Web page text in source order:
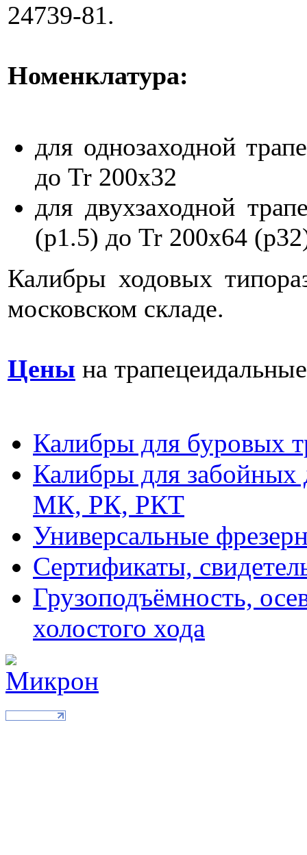
24739-81.
Номенклатура:
для однозаходной
до Tr 200x32
для двухзаходной
(p1.5) до Tr 200x64
Калибры ходовых
московском складе.
Цены на
Калибры для буровых
Калибры для забойных
МК, РК, РКТ
Универсальные
Сертификаты,
Грузоподъёмность,
холостого хода